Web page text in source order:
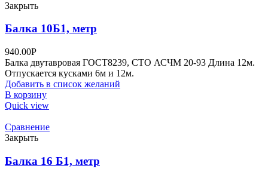
Закрыть
Балка 10Б1, метр
940.00Р
Балка двутавровая ГОСТ8239, СТО АСЧМ 20-93 Длина 12м.
Отпускается кусками 6м и 12м.
Добавить в список желаний
В корзину
Quick view
Сравнение
Закрыть
Балка 16 Б1, метр